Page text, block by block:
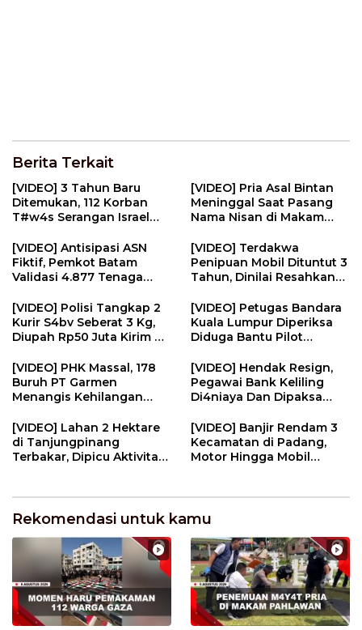
Berita Terkait
[VIDEO] 3 Tahun Baru
Ditemukan, 112 Korban
T#w4s Serangan Israel
[VIDEO] Pria Asal Bintan
Meninggal Saat Pasang
Nama Nisan di Makam
[VIDEO] Antisipasi ASN
Fiktif, Pemkot Batam
Validasi 4.877 Tenaga
[VIDEO] Terdakwa
Penipuan Mobil Dituntut 3
Tahun, Dinilai Resahkan
[VIDEO] Polisi Tangkap 2
Kurir S4bv Seberat 3 Kg,
Diupah Rp50 Juta Kirim Ke
[VIDEO] Petugas Bandara
Kuala Lumpur Diperiksa
Diduga Bantu Pilot
NEWS
[VIDEO] PHK Massal, 178
Buruh PT Garmen
Menangis Kehilangan
[VIDEO] Hendak Resign,
Pegawai Bank Keliling
Di4niaya Dan Dipaksa
Kerja | U-NEWS
[VIDEO] Lahan 2 Hektare
di Tanjungpinang
Terbakar, Dipicu Aktivitas
[VIDEO] Banjir Rendam 3
Kecamatan di Padang,
Motor Hingga Mobil
Rekomendasi untuk kamu